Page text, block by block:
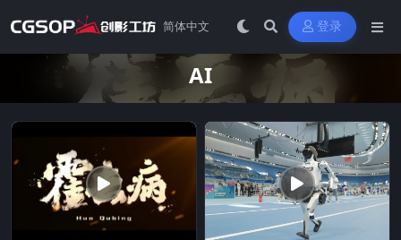
登录
AI